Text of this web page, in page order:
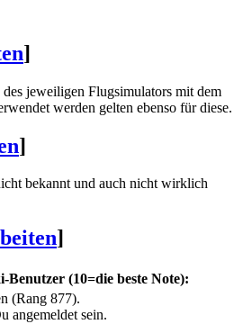
]
jeweiligen Flugsimulators mit dem
werden gelten ebenso für diese.
]
bekannt und auch nicht wirklich
]
Benutzer (10=die beste Note):
(Rang 877).
angemeldet sein.